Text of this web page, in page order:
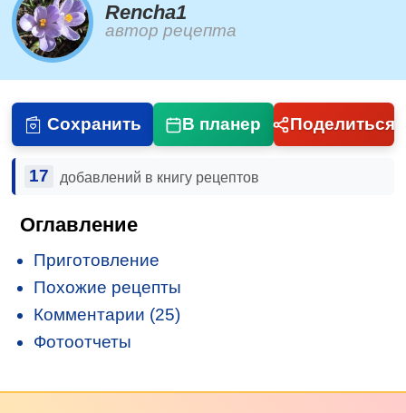
Rencha1
автор рецепта
Сохранить В планер Поделиться
17 добавлений в книгу рецептов
Оглавление
Приготовление
Похожие рецепты
Комментарии (25)
Фотоотчеты